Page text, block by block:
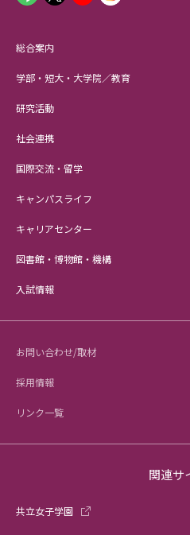
総合案内
学部・短大・大学院／教育
研究活動
社会連携
国際交流・留学
キャンパスライフ
キャリアセンター
図書館・博物館・機構
入試情報
お問い合わせ/取材
採用情報
リンク一覧
関連サ
共立女子学園